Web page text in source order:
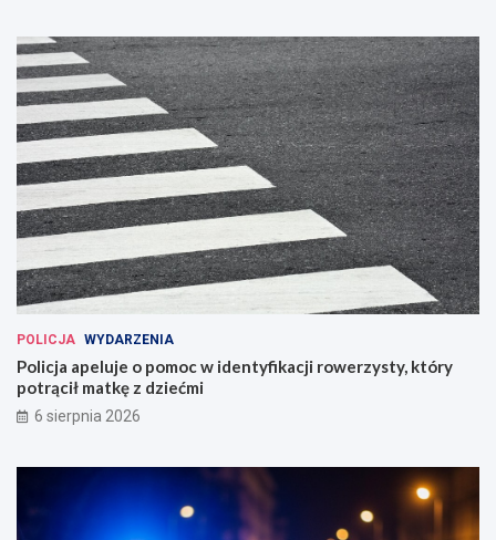
POLICJA WYDARZENIA
Policja apeluje o pomoc w identyfikacji rowerzysty, który
potrącił matkę z dziećmi
6 sierpnia 2026